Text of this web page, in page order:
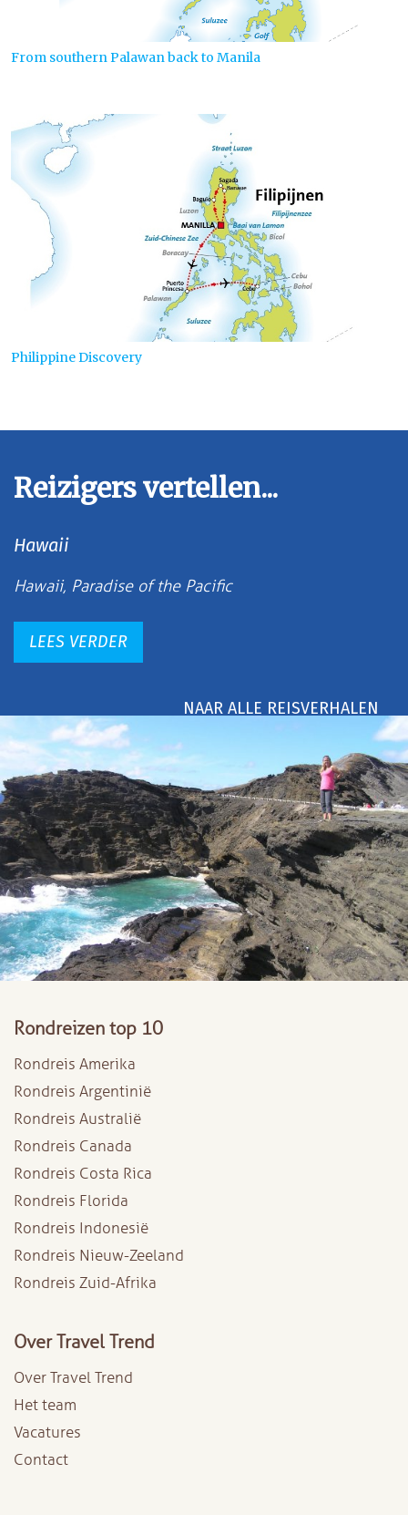
From southern Palawan back to Manila
Philippine Discovery
Reizigers vertellen...
Hawaii
Hawaii, Paradise of the Pacific
LEES VERDER
NAAR ALLE REISVERHALEN
Rondreizen top 10
Rondreis Amerika
Rondreis Argentinië
Rondreis Australië
Rondreis Canada
Rondreis Costa Rica
Rondreis Florida
Rondreis Indonesië
Rondreis Nieuw-Zeeland
Rondreis Zuid-Afrika
Over Travel Trend
Over Travel Trend
Het team
Vacatures
Contact